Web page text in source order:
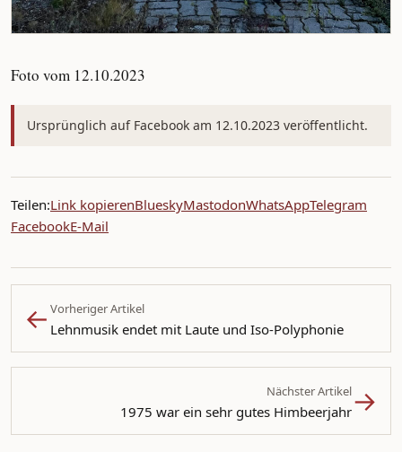
Foto vom 12.10.2023
Ursprünglich auf Facebook am 12.10.2023 veröffentlicht.
Teilen:Link kopierenBlueskyMastodonWhatsAppTelegram
FacebookE-Mail
← Vorheriger Artikel
Lehnmusik endet mit Laute und Iso-Polyphonie
Nächster Artikel
1975 war ein sehr gutes Himbeerjahr→